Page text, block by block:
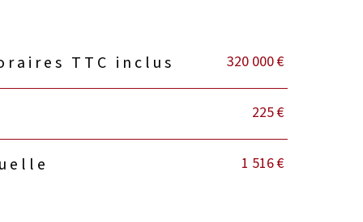
TTC inclus 320 000 €
225 €
1 516 €